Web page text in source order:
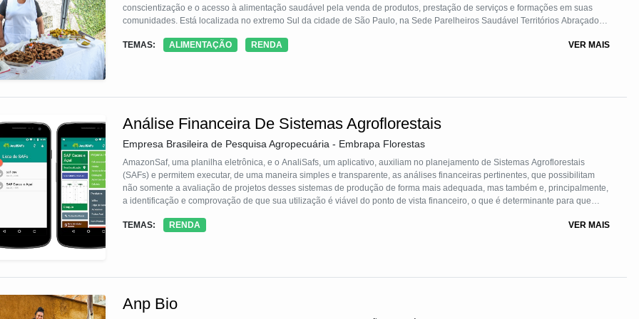
conscientização e o acesso à alimentação saudável pela venda de produtos, prestação de serviços e formações em suas
comunidades. Está localizada no extremo Sul da cidade de São Paulo, na Sede Parelheiros Saudável Territórios Abraçados,
Popular de Cultura e Desenvolvimento), atingindo famílias, grupos e organizações de 6 bairros do entorno – Barragem,
TEMAS: ALIMENTAÇÃO RENDA VER MAIS
Análise Financeira De Sistemas Agroflorestais
Empresa Brasileira de Pesquisa Agropecuária - Embrapa Florestas
AmazonSaf, uma planilha eletrônica, e o AnaliSafs, um aplicativo, auxiliam no planejamento de Sistemas Agroflorestais
(SAFs) e permitem executar, de uma maneira simples e transparente, as análises financeiras pertinentes, que possibilitam
não somente a avaliação de projetos desses sistemas de produção de forma mais adequada, mas também e, principalmente,
a identificação e comprovação de que sua utilização é viável do ponto de vista financeiro, o que é determinante para que
TEMAS:
RENDA VER MAIS
Anp Bio